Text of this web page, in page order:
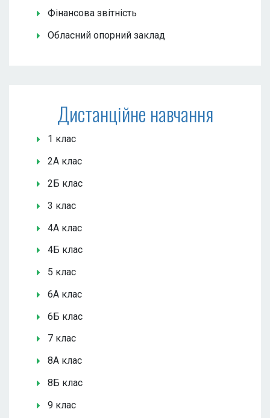
Фінансова звітність
Обласний опорний заклад
Дистанційне навчання
1 клас
2А клас
2Б клас
3 клас
4А клас
4Б клас
5 клас
6А клас
6Б клас
7 клас
8А клас
8Б клас
9 клас